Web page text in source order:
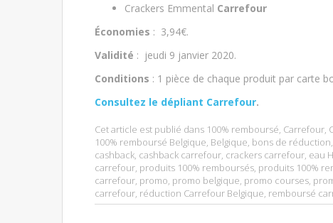
Crackers Emmental Carrefour
Économies : 3,94€.
Validité : jeudi 9 janvier 2020.
Conditions : 1 pièce de chaque produit par carte
Consultez le dépliant Carrefour.
Cet article est publié dans 100% remboursé, Carrefour,
100% remboursé Belgique, Belgique, bons de réduction,
cashback, cashback carrefour, crackers carrefour, eau
carrefour, produits 100% remboursés, produits 100%
carrefour, promo, promo belgique, promo courses,
carrefour, réduction Carrefour Belgique, remboursé